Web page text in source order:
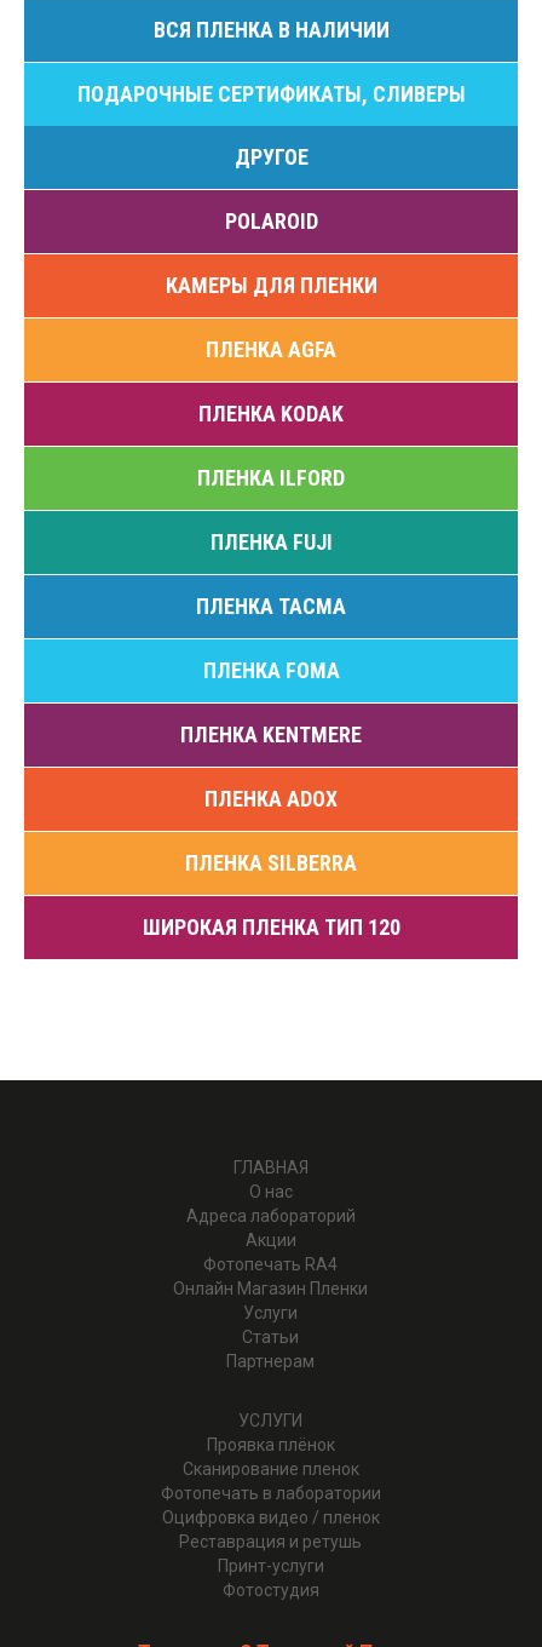
ВСЯ ПЛЕНКА В НАЛИЧИИ
ПОДАРОЧНЫЕ СЕРТИФИКАТЫ, СЛИВЕРЫ
ДРУГОЕ
POLAROID
КАМЕРЫ ДЛЯ ПЛЕНКИ
ПЛЕНКА AGFA
ПЛЕНКА KODAK
ПЛЕНКА ILFORD
ПЛЕНКА FUJI
ПЛЕНКА ТАСМА
ПЛЕНКА FOMA
ПЛЕНКА KENTMERE
ПЛЕНКА ADOX
ПЛЕНКА SILBERRA
ШИРОКАЯ ПЛЕНКА ТИП 120
ГЛАВНАЯ
О нас
Адреса лабораторий
Акции
Фотопечать RA4
Онлайн Магазин Пленки
Услуги
Статьи
Партнерам
УСЛУГИ
Проявка плёнок
Cканирование пленок
Фотопечать в лаборатории
Оцифровка видео / пленок
Реставрация и ретушь
Принт-услуги
Фотостудия